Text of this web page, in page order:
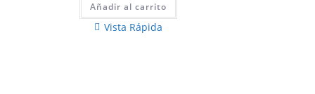
Añadir al carrito
Vista Rápida